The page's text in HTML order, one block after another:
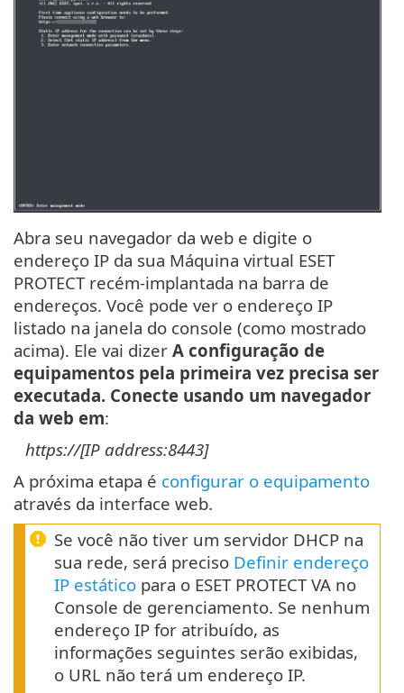
Abra seu navegador da web e digite o
endereço IP da sua Máquina virtual ESET
PROTECT recém-implantada na barra de
endereços. Você pode ver o endereço IP
listado na janela do console (como mostrado
acima). Ele vai dizer A configuração de
equipamentos pela primeira vez precisa ser
executada. Conecte usando um navegador
da web em:
https://[IP address:8443]
A próxima etapa é configurar o equipamento
através da interface web.
Se você não tiver um servidor DHCP na
sua rede, será preciso Definir endereço
IP estático para o ESET PROTECT VA no
Console de gerenciamento. Se nenhum
endereço IP for atribuído, as
informações seguintes serão exibidas,
o URL não terá um endereço IP.